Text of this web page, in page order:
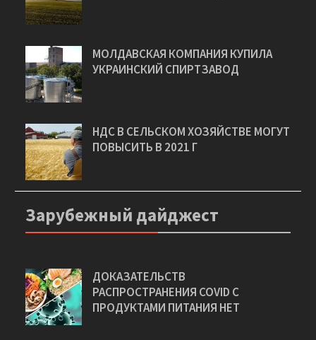
МОЛДАВСКАЯ КОМПАНИЯ КУПИЛА
УКРАИНСКИЙ СПИРТЗАВОД
НДС В СЕЛЬСКОМ ХОЗЯЙСТВЕ МОГУТ
ПОВЫСИТЬ В 2021 Г
Зарубежный дайджест
ДОКАЗАТЕЛЬСТВ
РАСПРОСТРАНЕНИЯ COVID С
ПРОДУКТАМИ ПИТАНИЯ НЕТ